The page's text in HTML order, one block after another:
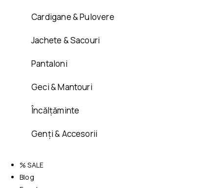
Cardigane & Pulovere
Jachete & Sacouri
Pantaloni
Geci & Mantouri
Încălțăminte
Genți & Accesorii
% SALE
Blog